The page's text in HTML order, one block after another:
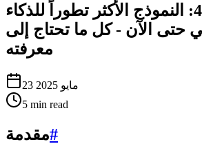
كلود 4: النموذج الأكثر تطوراً للذكاء
حتى الآن - كل ما تحتاج إلى
معرفته
23 مايو 2025
5 min read
مقدمة#